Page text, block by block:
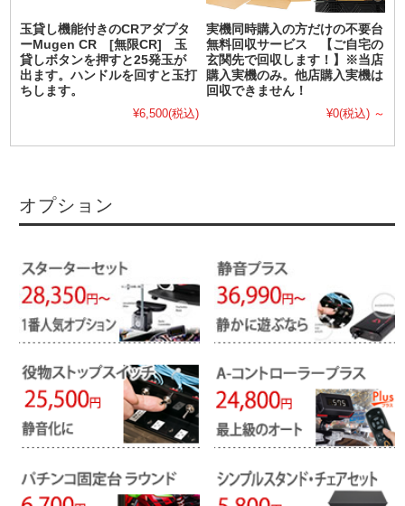
玉貸し機能付きのCRアダプタ
ーMugen CR [無限CR] 玉
貸しボタンを押すと25発玉が
出ます。ハンドルを回すと玉打
ちします。
¥6,500(税込)
実機同時購入の方だけの不要台
無料回収サービス 【ご自宅の
玄関先で回収します！】※当店
購入実機のみ。他店購入実機は
回収できません！
¥0(税込) ～
オプション